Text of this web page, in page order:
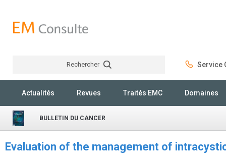
Rechercher Service
Actualités Revues Traités EMC Domaines
BULLETIN DU CANCER
Evaluation of the management of